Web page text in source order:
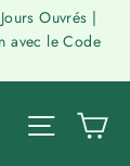
Ouvrés |
avec le Code
Rechercher